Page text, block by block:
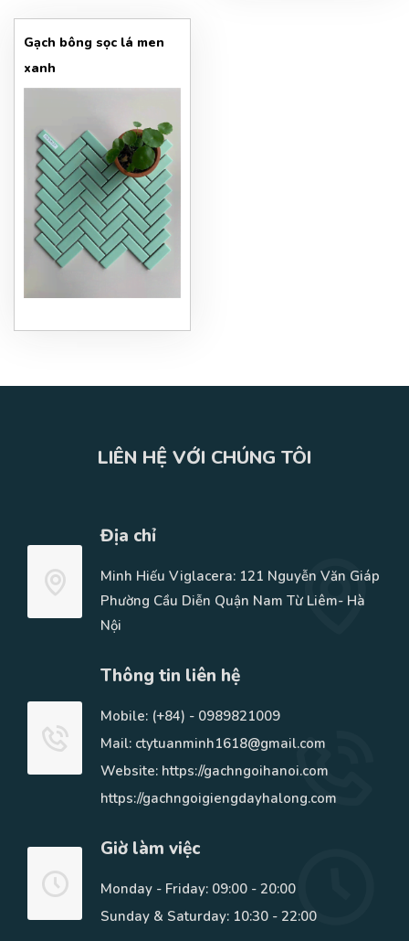
Gạch bông sọc lá men
xanh
LIÊN HỆ VỚI CHÚNG TÔI
Địa chỉ
Minh Hiếu Viglacera: 121 Nguyễn Văn Giáp
Phường Cầu Diễn Quận Nam Từ Liêm- Hà
Nội
Thông tin liên hệ
Mobile: (+84) - 0989821009
Mail: ctytuanminh1618@gmail.com
Website: https://gachngoihanoi.com
https://gachngoigiengdayhalong.com
Giờ làm việc
Monday - Friday: 09:00 - 20:00
Sunday & Saturday: 10:30 - 22:00